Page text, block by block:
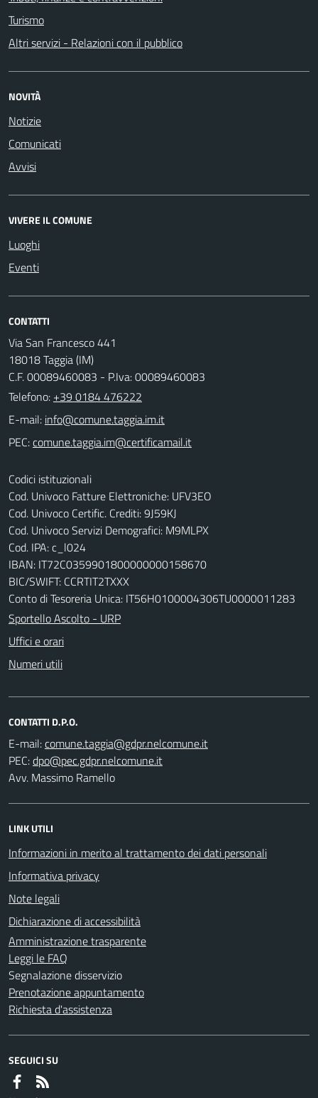
Turismo
Altri servizi - Relazioni con il pubblico
NOVITÀ
Notizie
Comunicati
Avvisi
VIVERE IL COMUNE
Luoghi
Eventi
CONTATTI
Via San Francesco 441
18018 Taggia (IM)
C.F. 00089460083 - P.Iva: 00089460083
Telefono: +39 0184 476222
E-mail:
PEC:
Codici istituzionali
Cod. Univoco Fatture Elettroniche: UFV3EO
Cod. Univoco Certific. Crediti: 9J59KJ
Cod. Univoco Servizi Demografici: M9MLPX
Cod. IPA: c_l024
IBAN: IT72C0359901800000000158670
BIC/SWIFT: CCRTIT2TXXX
Conto di Tesoreria Unica: IT56H0100004306TU0000011283
Sportello Ascolto - URP
Uffici e orari
Numeri utili
CONTATTI D.P.O.
E-mail:
PEC:
Avv. Massimo Ramello
LINK UTILI
Informazioni in merito al trattamento dei dati personali
Informativa privacy
Note legali
Dichiarazione di accessibilità
Amministrazione trasparente
Leggi le FAQ
Segnalazione disservizio
Prenotazione appuntamento
Richiesta d'assistenza
SEGUICI SU